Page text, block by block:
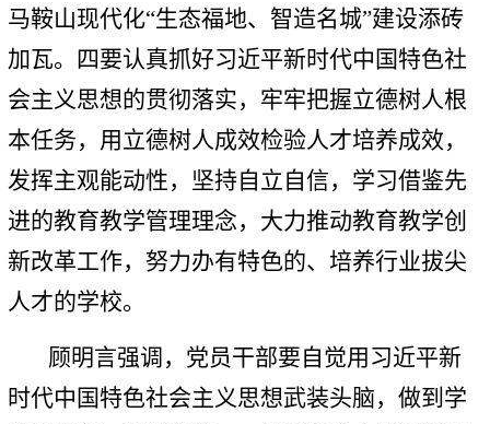
马鞍山现代化“生态福地、智造名城”建设添砖
加瓦。四要认真抓好习近平新时代中国特色社
会主义思想的贯彻落实，牢牢把握立德树人根
本任务，用立德树人成效检验人才培养成效，
发挥主观能动性，坚持自立自信，学习借鉴先
进的教育教学管理理念，大力推动教育教学创
新改革工作，努力办有特色的、培养行业拔尖
人才的学校。
顾明言强调，党员干部要自觉用习近平新
时代中国特色社会主义思想武装头脑，做到学